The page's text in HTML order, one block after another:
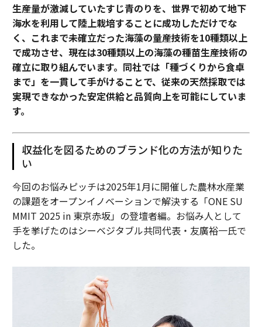
生産量が激減していたすじ青のりを、世界で初めて地下
海水を利用して陸上栽培することに成功しただけでな
く、これまで未確立だった海藻の量産技術を10種類以上
で成功させ、現在は30種類以上の海藻の種苗生産技術の
確立に取り組んでいます。同社では「種づくりから食卓
まで」を一貫して手がけることで、従来の天然採取では
実現できなかった安定供給と品質向上を可能にしていま
す。
収益化を図るためのブランド化の方法が知りた
い
今回のお悩みピッチは2025年1月に開催した農林水産業
の課題をオープンイノベーションで解決する「ONE SU
MMIT 2025 in 東京赤坂」の登壇者編。お悩み人として
手を挙げたのはシーベジタブル共同代表・友廣裕一氏で
した。